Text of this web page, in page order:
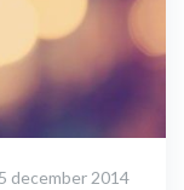
5 december 2014